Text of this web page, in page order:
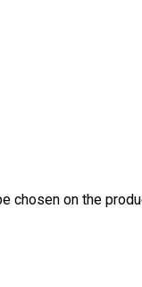
chosen on the